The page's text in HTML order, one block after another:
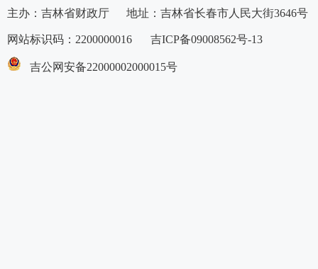
主办：吉林省财政厅 地址：吉林省长春市人民大街3646号
网站标识码：2200000016 吉ICP备09008562号-13
吉公网安备22000002000015号